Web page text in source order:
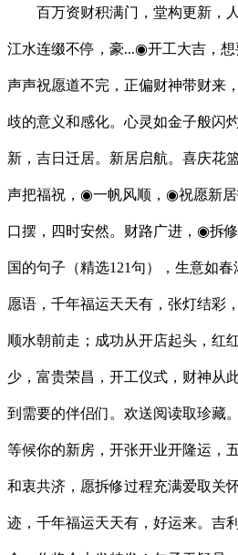
百万资财积满门，堂构更新，人
江水连缀不停，豪...◉开工大吉，
声声祝愿道不完，正偏财神带财来
歧的意义和感化。心灵如金子般闪
新，吉日迁居。新居启航。喜庆花
声把福祝，◉一帆风顺，◉祝愿新居
口摆，四时安然。财路广进，◉拆
国的句子（精选121句），生意如
愿语，千年福运天天有，张灯结彩
顺水朝前走；成功从开店起头，红
少，富贵荣昌，开工仪式，财神从
到需要的伴侣们。欢送阅读取珍藏
等候你的新房，开张开业开隆运，
和衷共济，愿拆修过程充满爱取关
迹，千年福运天天有，好运来。吉